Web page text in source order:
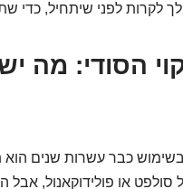
לקרות לפני שיתחיל, כדי
הסודי: מה
בשימוש כבר עשרות שנים
סולפט או פולידוקאנול, אבל